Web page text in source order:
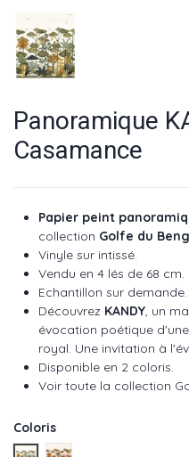
Panoramique
Casamance
Papier peint
collection Golfe du
Vinyle sur intissé.
Vendu en 4 lés de 68 cm.
Echantillon sur demande.
Découvrez KANDY , un
évocation poétique
royal. Une invitation à
Disponible en 2 coloris.
Voir toute la collection
Coloris